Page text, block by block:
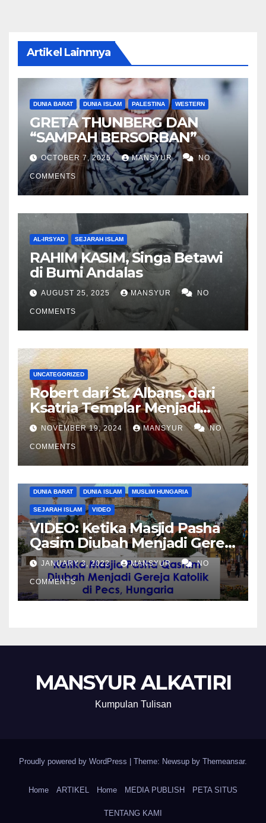
Artikel Lainnnya
DUNIA BARAT DUNIA ISLAM PALESTINA WESTERN
GRETA THUNBERG DAN
“SAMPAH BERSORBAN”
OCTOBER 7, 2025 MANSYUR NO
COMMENTS
AL-IRSYAD SEJARAH ISLAM
RAHIM KASIM, Singa Betawi
di Bumi Andalas
AUGUST 25, 2025 MANSYUR NO
COMMENTS
UNCATEGORIZED
Robert dari St. Albans, dari
Ksatria Templar Menjadi
Komandan Pasukan
Shalahuddin Merebut
Kembali Yerusalem
NOVEMBER 19, 2024 MANSYUR NO
COMMENTS
DUNIA BARAT DUNIA ISLAM MUSLIM HUNGARIA
SEJARAH ISLAM VIDEO
VIDEO: Ketika Masjid Pasha
Qasim Diubah Menjadi Gereja
Katolik di Pecs, Hungaria
JANUARY 3, 2022 MANSYUR NO
COMMENTS
MANSYUR ALKATIRI
Kumpulan Tulisan
Proudly powered by WordPress Theme: Newsup by Themeansar.
Home ARTIKEL Home MEDIA PUBLISH PETA SITUS
TENTANG KAMI